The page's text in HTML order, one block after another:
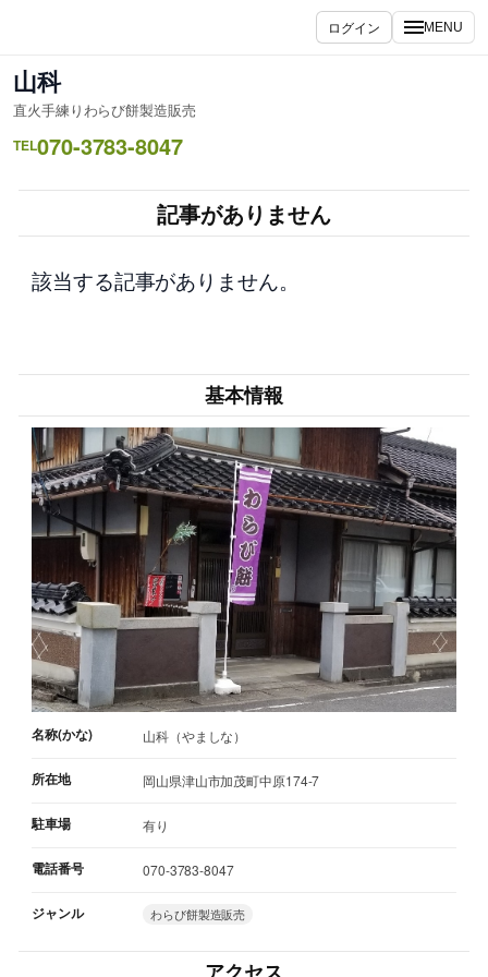
ス
キ
ッ
ログイン MENU
山科
直火手練りわらび餅製造販売
TEL070-3783-8047
記事がありません
該当する記事がありません。
基本情報
名称(かな) 山科（やましな）
所在地 岡山県津山市加茂町中原174-7
駐車場 有り
電話番号 070-3783-8047
ジャンル わらび餅製造販売